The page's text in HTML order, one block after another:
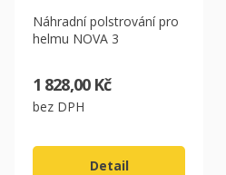
Náhradní polstrování pro
helmu NOVA 3
1 828,00 Kč
bez DPH
Detail